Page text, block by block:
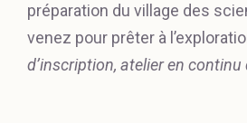
préparation du village des
venez pour prêter à
d’inscription, atelier en continu